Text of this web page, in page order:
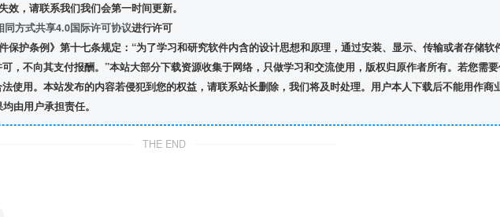
，请联系我们我们会第一时间更新。
方式共享4.0国际许可协议进行许可
保护条例》第十七条规定：“为了学习和研究软件内含的设计思想和原理，通过安装、显示、传输或者存储软
，不向其支付报酬。”本站大部分下载资源收集于网络，只做学习和交流使用，版权归原作者所有。若您需
使用。本站发布的内容若侵犯到您的权益，请联系站长删除，我们将及时处理。用户本人下载后不能用作商
由用户承担责任。
THE END